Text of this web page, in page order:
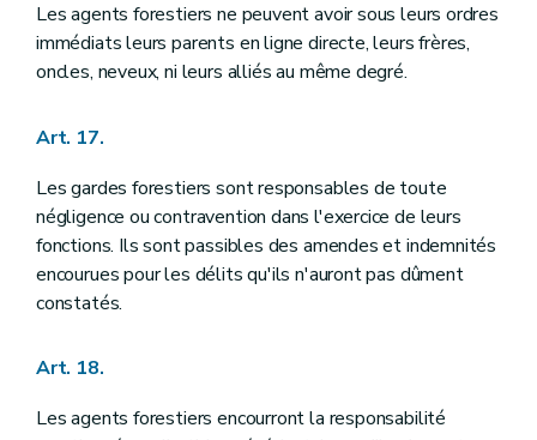
Les agents forestiers ne peuvent avoir sous leurs ordres
immédiats leurs parents en ligne directe, leurs frères,
oncles, neveux, ni leurs alliés au même degré.
Art. 17.
Les gardes forestiers sont responsables de toute
négligence ou contravention dans l'exercice de leurs
fonctions. Ils sont passibles des amendes et indemnités
encourues pour les délits qu'ils n'auront pas dûment
constatés.
Art. 18.
Les agents forestiers encourront la responsabilité